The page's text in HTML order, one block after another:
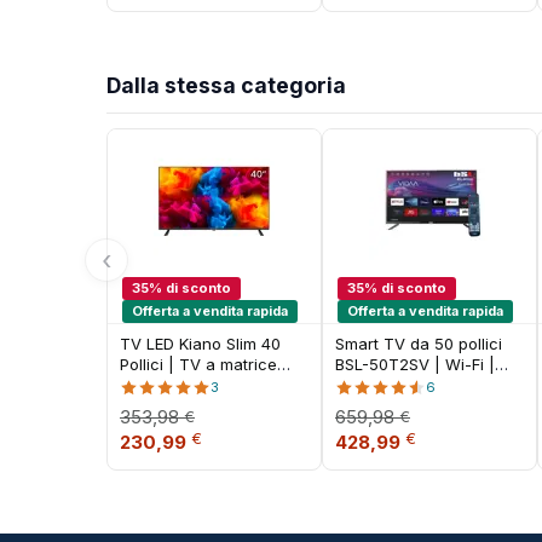
Dalla stessa categoria
‹
35% di sconto
Offerta a vendita rapida
TV LED Kiano Slim 40
Pollici | TV a matrice
LED Full HD 1080p (FHD)
3
353,98€
Il prezzo originale era: 353,98 €.
230,99 € Il prezzo attuale è: 230,99 €.
35% di sconto
Offerta a vendita rapida
Smart TV da 50 pollici
BSL-50T2SV | Wi-Fi |
RJ45 | USB | Risoluzione
DVBT2/S2/C | HDMI
6
659,98€
Il prezzo originale
428,99 € Il prezzo